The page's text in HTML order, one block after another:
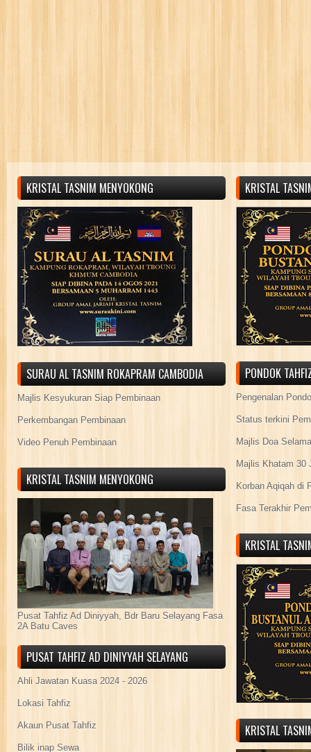
KRISTAL TASNIM MENYOKONG
SURAU AL TASNIM ROKAPRAM CAMBODIA
Majlis Kesyukuran Siap Pembinaan
Perkembangan Pembinaan
Video Penuh Pembinaan
KRISTAL TASNIM MENYOKONG
Pusat Tahfiz Ad Diniyyah, Bdr Baru Selayang Fasa
2A Batu Caves
PUSAT TAHFIZ AD DINIYYAH SELAYANG
Ahli Jawatan Kuasa 2024 - 2026
Lokasi Tahfiz
Akaun Pusat Tahfiz
Bilik inap Sewa
KRISTAL
PONDOK
Pengenalan
Status terkini
Majlis Doa
Majlis Khatam 30
Korban Aqiqah di
Fasa Terakhir
KRISTAL
KRISTAL